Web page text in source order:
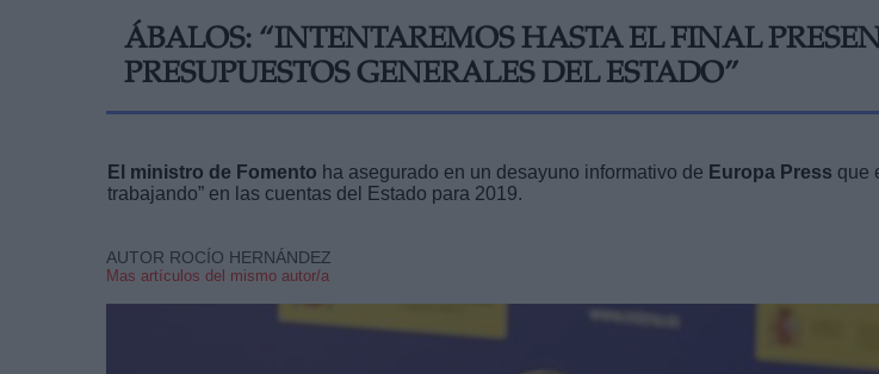
ÁBALOS: “INTENTAREMOS HASTA EL FINAL
PRESUPUESTOS GENERALES DEL ESTADO”
El ministro de Fomento ha asegurado en un desayuno informativo de Europa Press que
trabajando” en las cuentas del Estado para 2019.
AUTOR ROCÍO HERNÁNDEZ
Mas artículos del mismo autor/a
link
Información adicional
link